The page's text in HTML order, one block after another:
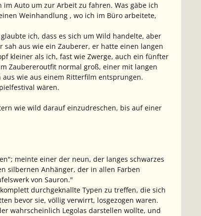
Auto um zur Arbeit zu fahren. Was gäbe ich
Weinhandlung , wo ich im Büro arbeitete,
ich, dass es sich um Wild handelte, aber
aus wie ein Zauberer, er hatte einen langen
kleiner als ich, fast wie Zwerge, auch ein fünfter
Zaubereroutfit normal groß, einer mit langen
wie aus einem Ritterfilm entsprungen.
wären.
wie wild darauf einzudreschen, bis auf einer
meinte einer der neun, der langes schwarzes
silbernen Anhänger, der in allen Farben
von Sauron."
durchgeknallte Typen zu treffen, die sich
bevor sie, völlig verwirrt, losgezogen waren.
wahrscheinlich Legolas darstellen wollte, und